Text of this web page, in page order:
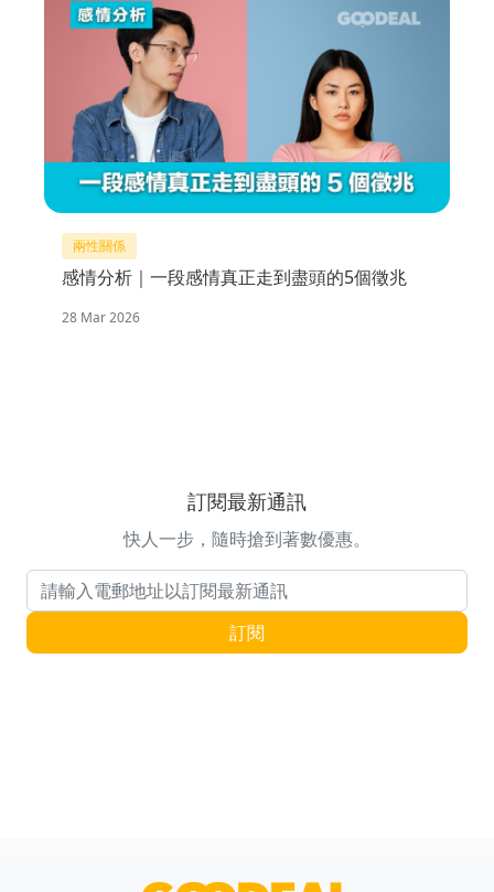
兩性關係
感情分析｜一段感情真正走到盡頭的5個徵兆
28 Mar 2026
訂閱最新通訊
快人一步，隨時搶到著數優惠。
電郵地址 訂閱